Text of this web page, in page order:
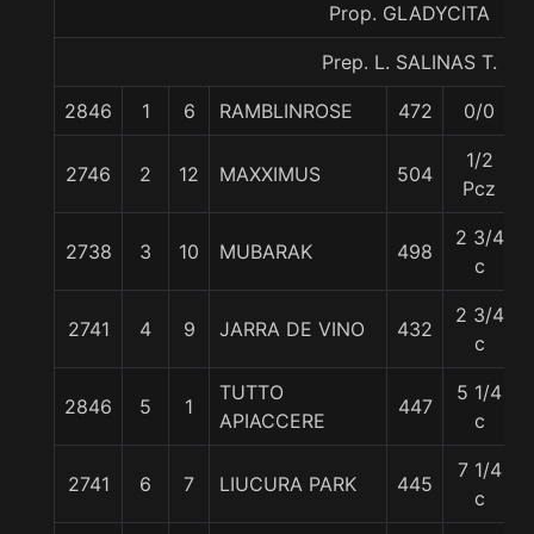
Prop. GLADYCITA
Prep. L. SALINAS T.
2846 1 6 RAMBLINROSE 472 0/0
2746 2 12 MAXXIMUS 504
1/2
Pcz
2738 3 10 MUBARAK 498
2 3/4
c
2741 4 9 JARRA DE VINO 432
2 3/4
c
2846 5 1
TUTTO
APIACCERE
447
5 1/4
c
2741 6 7 LIUCURA PARK 445
7 1/4
c